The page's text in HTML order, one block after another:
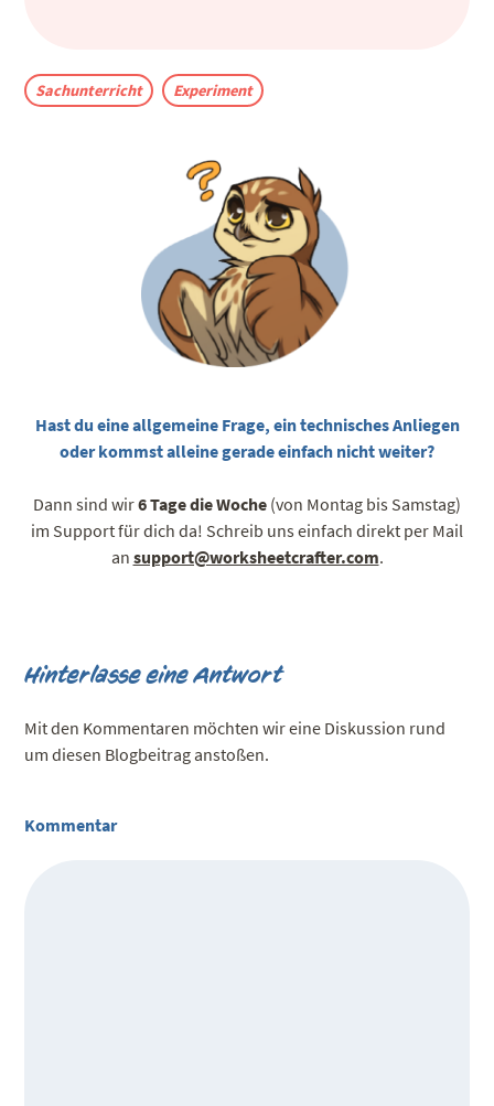
Sachunterricht Experiment
Hast du eine allgemeine Frage, ein technisches Anliegen
oder kommst alleine gerade einfach nicht weiter?
Dann sind wir6 Tage die Woche (von Montag bis Samstag)
im Support für dich da! Schreib uns einfach direkt per Mail
an support@worksheetcrafter.com.
Hinterlasse eine Antwort
Mit den Kommentaren möchten wir eine Diskussion rund
um diesen Blogbeitrag anstoßen.
Kommentar